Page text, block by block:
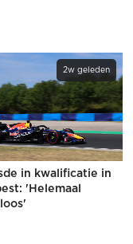
2w geleden
in kwalificatie in
'Helemaal